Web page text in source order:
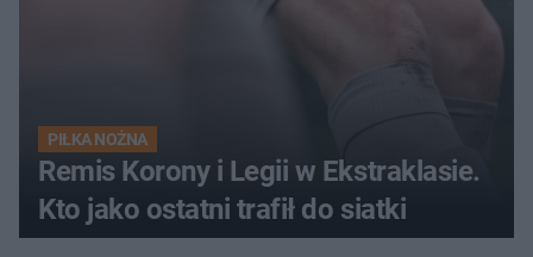
PIŁKA NOŻNA
Remis Korony i Legii w Ekstraklasie.
Kto jako ostatni trafił do siatki